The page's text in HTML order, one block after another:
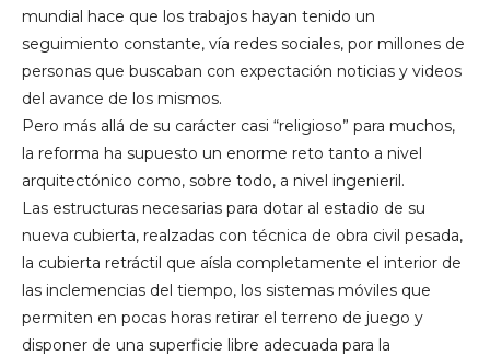
mundial hace que los trabajos hayan tenido un
seguimiento constante, vía redes sociales, por millones de
personas que buscaban con expectación noticias y videos
del avance de los mismos.
Pero más allá de su carácter casi “religioso” para muchos,
la reforma ha supuesto un enorme reto tanto a nivel
arquitectónico como, sobre todo, a nivel ingenieril.
Las estructuras necesarias para dotar al estadio de su
nueva cubierta, realzadas con técnica de obra civil pesada,
la cubierta retráctil que aísla completamente el interior de
las inclemencias del tiempo, los sistemas móviles que
permiten en pocas horas retirar el terreno de juego y
disponer de una superficie libre adecuada para la